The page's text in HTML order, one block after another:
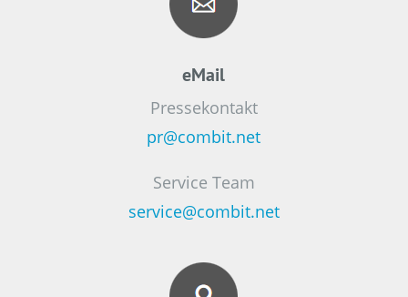
eMail
Pressekontakt
pr@combit.net
Service Team
service@combit.net